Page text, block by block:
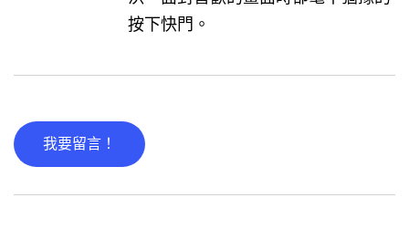
按下快門。
我要留言！